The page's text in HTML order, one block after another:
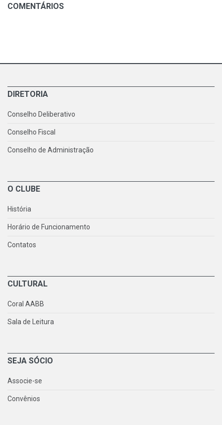
COMENTÁRIOS
DIRETORIA
Conselho Deliberativo
Conselho Fiscal
Conselho de Administração
O CLUBE
História
Horário de Funcionamento
Contatos
CULTURAL
Coral AABB
Sala de Leitura
SEJA SÓCIO
Associe-se
Convênios